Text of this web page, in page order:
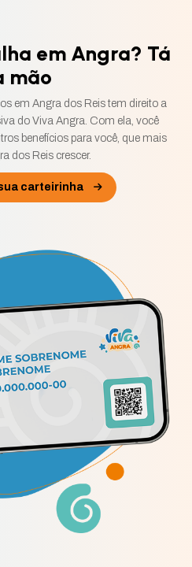
em Angra? Tá
mão
em Angra dos Reis tem direito a
do Viva Angra. Com ela, você
benefícios para você, que mais
dos Reis crescer.
carteirinha